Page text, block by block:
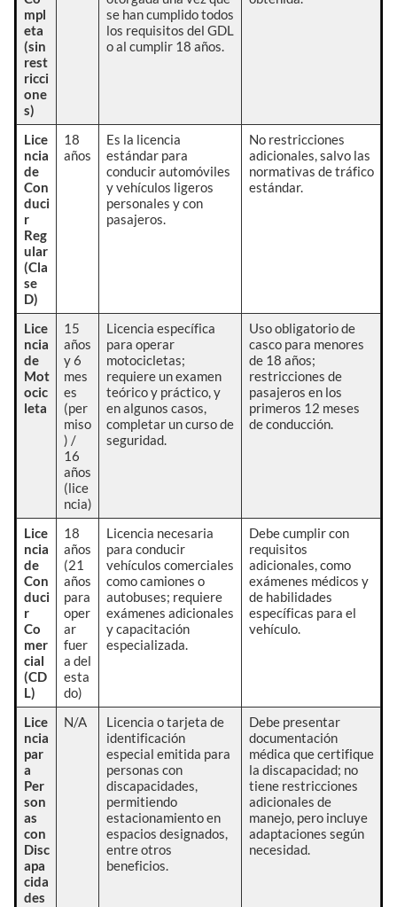
mpl
eta
(sin
rest
ricci
one
s)
se han cumplido todos
los requisitos del GDL
o al cumplir 18 años.
Lice
ncia
de
Con
duci
r
Reg
ular
(Cla
se
D)
18
años
Es la licencia
estándar para
conducir automóviles
y vehículos ligeros
personales y con
pasajeros.
No restricciones
adicionales, salvo las
normativas de tráfico
estándar.
Lice
ncia
de
Mot
ocic
leta
15
años
y 6
mes
es
(per
miso
) /
16
años
(lice
ncia)
Licencia específica
para operar
motocicletas;
requiere un examen
teórico y práctico, y
en algunos casos,
completar un curso de
seguridad.
Uso obligatorio de
casco para menores
de 18 años;
restricciones de
pasajeros en los
primeros 12 meses
de conducción.
Lice
ncia
de
Con
duci
r
Co
mer
cial
(CD
L)
18
años
(21
años
para
oper
ar
fuer
a del
esta
do)
Licencia necesaria
para conducir
vehículos comerciales
como camiones o
autobuses; requiere
exámenes adicionales
y capacitación
especializada.
Debe cumplir con
requisitos
adicionales, como
exámenes médicos y
de habilidades
específicas para el
vehículo.
Lice
ncia
par
a
Per
son
as
con
Disc
apa
cida
des
N/A
Licencia o tarjeta de
identificación
especial emitida para
personas con
discapacidades,
permitiendo
estacionamiento en
espacios designados,
entre otros
beneficios.
Debe presentar
documentación
médica que certifique
la discapacidad; no
tiene restricciones
adicionales de
manejo, pero incluye
adaptaciones según
necesidad.